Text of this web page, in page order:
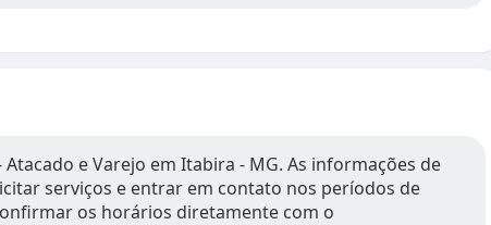
e Varejo em Itabira - MG. As informações de
serviços e entrar em contato nos períodos de
os horários diretamente com o